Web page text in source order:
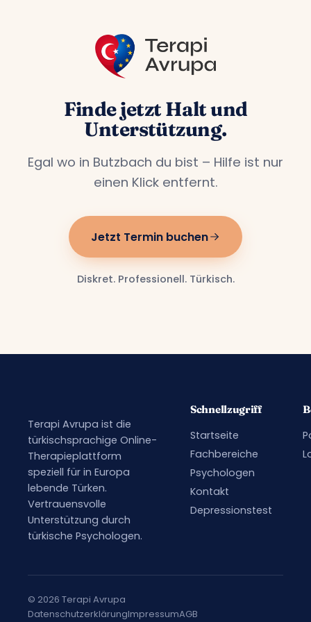
Finde jetzt Halt und
Unterstützung.
Egal wo in Butzbach du bist – Hilfe ist nur
einen Klick entfernt.
Jetzt Termin buchen
Diskret. Professionell. Türkisch.
Terapi Avrupa ist die
türkischsprachige Online-
Therapieplattform
speziell für in Europa
lebende Türken.
Vertrauensvolle
Unterstützung durch
türkische Psychologen.
Schnellzugriff
Startseite
Fachbereiche
Psychologen
Kontakt
Depressionstest
© 2026 Terapi Avrupa
DatenschutzerklärungImpressumAGB